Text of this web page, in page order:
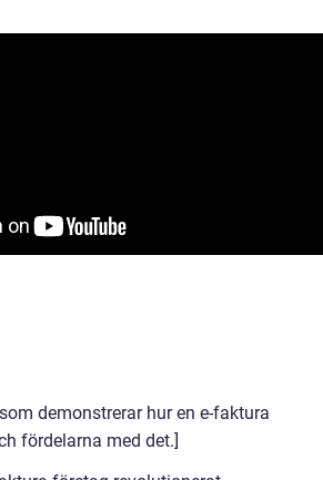
demonstrerar hur en e-faktura
fördelarna med det.]